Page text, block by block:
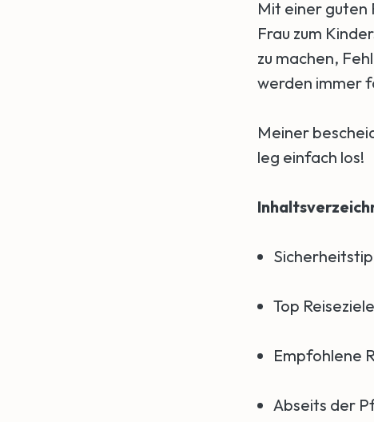
Mit einer guten
Frau zum
zu machen,
werden immer
Meiner
leg einfach los!
Top
Empfohlene
Abseits der